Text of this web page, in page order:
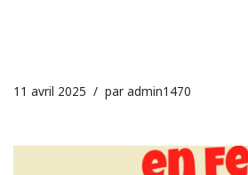
11 avril 2025 par admin1470